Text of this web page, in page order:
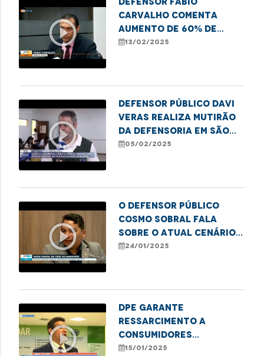
play_circle_outline
Carvalho comenta
aumento de 60% de
moradores de rua e
13/02/2025
play_circle_outline
Defensor público Davi
Veras realiza mutirão
da Defensoria em São
Luís para matrículas
05/02/2025
play_circle_outline
O defensor público
Cosmo sobral fala
sobre o atual cenário
de saúde mental
24/01/2025
play_circle_outline
DPE garante
ressarcimento a
consumidores
maranhenses por
15/01/2025